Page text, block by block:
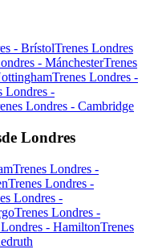
- BrístolTrenes Londres
- MánchesterTrenes
Trenes Londres -
Londres -
Londres - Cambridge
Londres
Trenes Londres -
Trenes Londres -
Londres -
Trenes Londres -
- HamiltonTrenes